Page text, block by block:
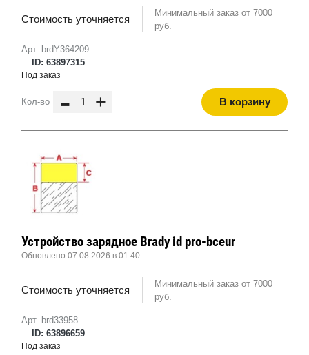
Арт. brdY364209
ID: 63897315
Стоимость уточняется
Минимальный заказ от 7000
руб.
Под заказ
Кол-во - + В корзину
Арт. brd33958
ID: 63896659
Устройство зарядное Brady id pro-bceur
Обновлено 07.08.2026 в 01:40
Стоимость уточняется
Минимальный заказ от 7000
руб.
Под заказ